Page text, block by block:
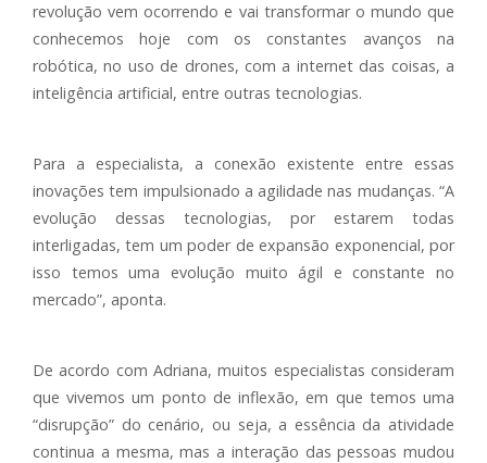
revolução vem ocorrendo e vai transformar o mundo que
conhecemos hoje com os constantes avanços na
robótica, no uso de drones, com a internet das coisas, a
inteligência artificial, entre outras tecnologias.
Para a especialista, a conexão existente entre essas
inovações tem impulsionado a agilidade nas mudanças. “A
evolução dessas tecnologias, por estarem todas
interligadas, tem um poder de expansão exponencial, por
isso temos uma evolução muito ágil e constante no
mercado”, aponta.
De acordo com Adriana, muitos especialistas consideram
que vivemos um ponto de inflexão, em que temos uma
“disrupção” do cenário, ou seja, a essência da atividade
continua a mesma, mas a interação das pessoas mudou